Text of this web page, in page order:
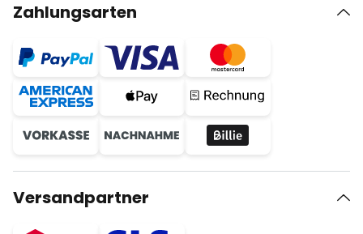
Zahlungsarten
Versandpartner